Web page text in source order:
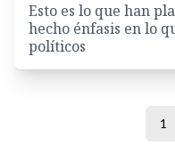
Esto es lo que han
hecho énfasis en lo
políticos
1